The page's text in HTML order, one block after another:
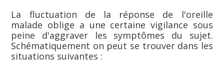
La fluctuation de la réponse de l'oreille
malade oblige a une certaine vigilance sous
peine d'aggraver les symptômes du sujet.
Schématiquement on peut se trouver dans les
situations suivantes :